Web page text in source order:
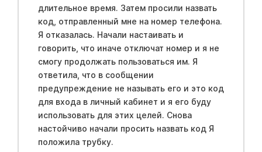
длительное время. Затем просили назвать
код, отправленный мне на номер телефона.
Я отказалась. Начали настаивать и
говорить, что иначе отключат номер и я не
смогу продолжать пользоваться им. Я
ответила, что в сообщении
предупреждение не называть его и это код
для входа в личный кабинет и я его буду
использовать для этих целей. Снова
настойчиво начали просить назвать код Я
положила трубку.